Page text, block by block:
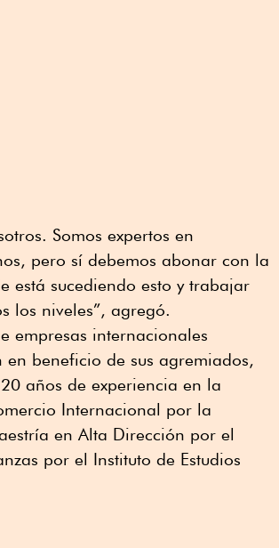
Somos expertos en
pero sí debemos abonar con la
está sucediendo esto y trabajar
los niveles”, agregó.
empresas internacionales
en beneficio de sus agremiados,
años de experiencia en la
Internacional por la
en Alta Dirección por el
por el Instituto de Estudios